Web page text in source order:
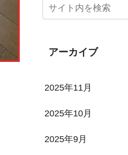
アーカイブ
2025年11月
2025年10月
2025年9月